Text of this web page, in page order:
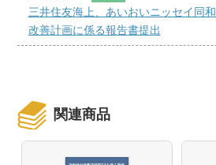
三井住友海上、あいおいニッセイ同
改善計画に係る報告書提出
関連商品